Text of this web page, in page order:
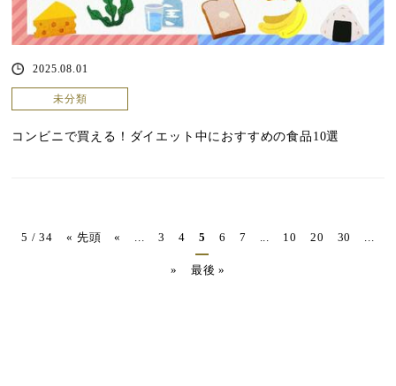
2025.08.01
未分類
コンビニで買える！ダイエット中におすすめの食品10選
5 / 34 « 先頭 « ... 3 4 5 6 7 ... 10 20 30 ...
» 最後 »